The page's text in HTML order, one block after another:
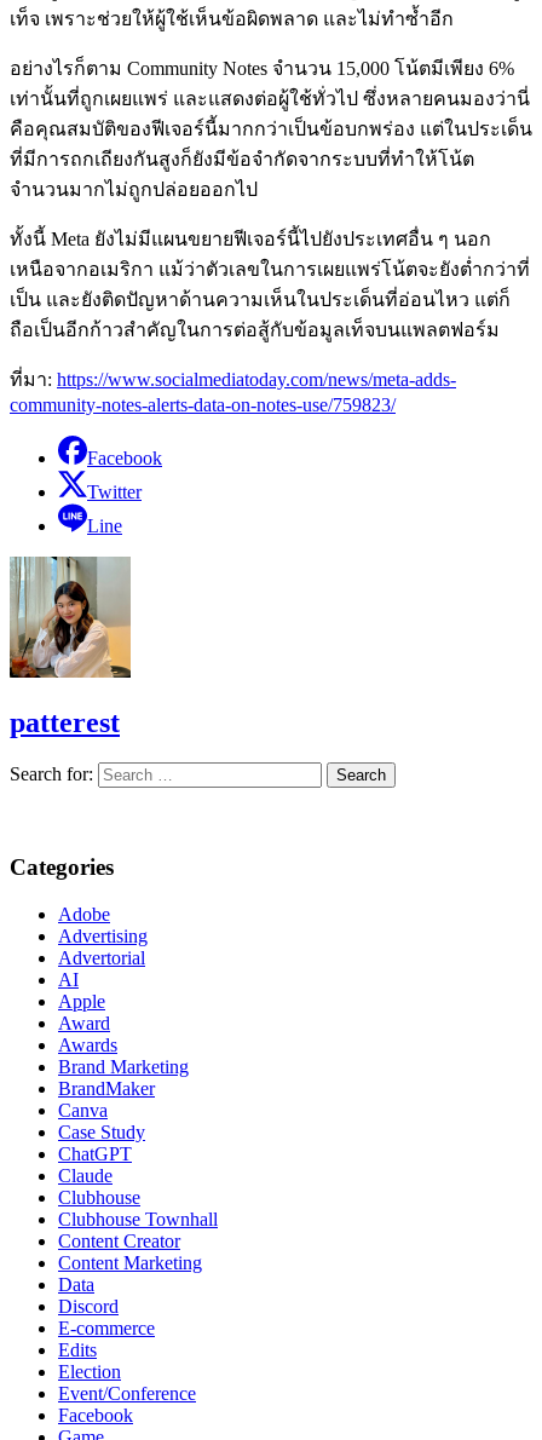
เท็จ เพราะช่วยให้ผู้ใช้เห็นข้อผิดพลาด และไม่ทำซ้ำอีก
อย่างไรก็ตาม Community Notes จำนวน 15,000 โน้ตมีเพียง 6%
เท่านั้นที่ถูกเผยแพร่ และแสดงต่อผู้ใช้ทั่วไป ซึ่งหลายคนมองว่านี่
คือคุณสมบัติของฟีเจอร์นี้มากกว่าเป็นข้อบกพร่อง แต่ในประเด็น
ที่มีการถกเถียงกันสูงก็ยังมีข้อจำกัดจากระบบที่ทำให้โน้ต
จำนวนมากไม่ถูกปล่อยออกไป
ทั้งนี้ Meta ยังไม่มีแผนขยายฟีเจอร์นี้ไปยังประเทศอื่น ๆ นอก
เหนือจากอเมริกา แม้ว่าตัวเลขในการเผยแพร่โน้ตจะยังต่ำกว่าที่
เป็น และยังติดปัญหาด้านความเห็นในประเด็นที่อ่อนไหว แต่ก็
ถือเป็นอีกก้าวสำคัญในการต่อสู้กับข้อมูลเท็จบนแพลตฟอร์ม
ที่มา: https://www.socialmediatoday.com/news/meta-adds-
community-notes-alerts-data-on-notes-use/759823/
Facebook
Twitter
Line
patterest
Search for:
Categories
Adobe
Advertising
Advertorial
AI
Apple
Award
Awards
Brand Marketing
BrandMaker
Canva
Case Study
ChatGPT
Claude
Clubhouse
Clubhouse Townhall
Content Creator
Content Marketing
Data
Discord
E-commerce
Edits
Election
Event/Conference
Facebook